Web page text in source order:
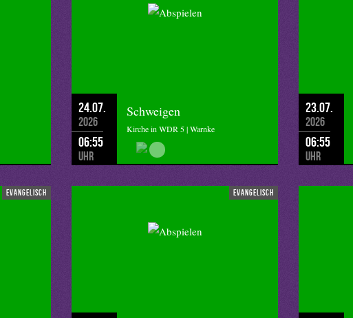
24.07.
2026
06:55
Uhr
Schweigen
Kirche in WDR 5 | Warnke
23.07.
2026
06:55
Uhr
evangelisch evangelisch